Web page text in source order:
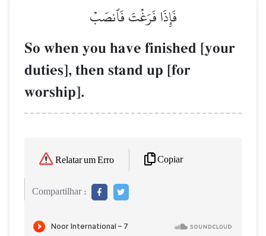
فَإِذَا فَرَغۡتَ فَٱنصَبۡ
So when you have finished [your
duties], then stand up [for
worship].
Relatar um Erro Copiar
Compartilhar :